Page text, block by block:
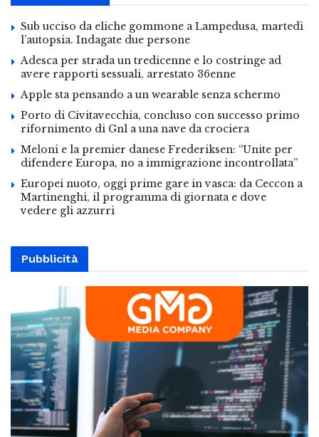
Sub ucciso da eliche gommone a Lampedusa, martedì
l’autopsia. Indagate due persone
Adesca per strada un tredicenne e lo costringe ad
avere rapporti sessuali, arrestato 36enne
Apple sta pensando a un wearable senza schermo
Porto di Civitavecchia, concluso con successo primo
rifornimento di Gnl a una nave da crociera
Meloni e la premier danese Frederiksen: “Unite per
difendere Europa, no a immigrazione incontrollata”
Europei nuoto, oggi prime gare in vasca: da Ceccon a
Martinenghi, il programma di giornata e dove
vedere gli azzurri
Pubblicità